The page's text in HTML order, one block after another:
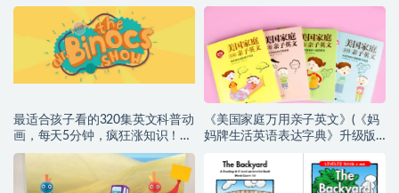
最适合孩子看的320集英文科普动
画，每天5分钟，疯狂涨知识！
（百度网盘）
《美国家庭万用亲子英文》(《妈
妈牌生活英语表达字典》升级版)
【小幼~音频+PDF】